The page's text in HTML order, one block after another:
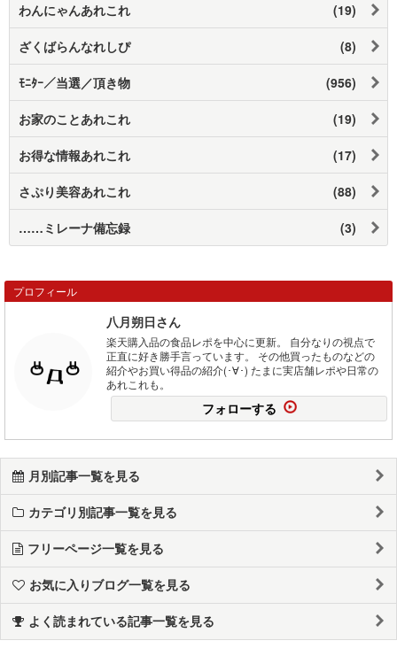
わんにゃんあれこれ (19)
ざくばらんなれしぴ (8)
ﾓﾆﾀｰ／当選／頂き物 (956)
お家のことあれこれ (19)
お得な情報あれこれ (17)
さぷり美容あれこれ (88)
……ミレーナ備忘録 (3)
プロフィール
八月朔日さん
楽天購入品の食品レポを中心に更新。 自分なりの視点で
正直に好き勝手言っています。 その他買ったものなどの
紹介やお買い得品の紹介(･∀･) たまに実店舗レポや日常の
あれこれも。
フォローする
月別記事一覧を見る
カテゴリ別記事一覧を見る
フリーページ一覧を見る
お気に入りブログ一覧を見る
よく読まれている記事一覧を見る